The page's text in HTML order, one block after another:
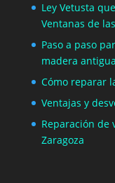
Ley Vetusta
Ventanas de
Paso a paso
madera antigua
Cómo reparar
Ventajas y
Reparación de
Zaragoza